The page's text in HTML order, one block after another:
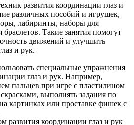
развития координации глаз и
различных пособий и игрушек,
лабиринты, наборы для
Такие занятия помогут
движений и улучшить
и рук.
специальные упражнения
глаз и рук. Например,
пальцев при игре с пластилином
выполнять задания по
картинках или проставке фишек с
развития координации глаз и рук